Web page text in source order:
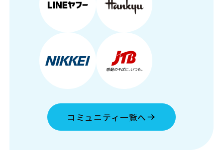
コミュニティ一覧へ